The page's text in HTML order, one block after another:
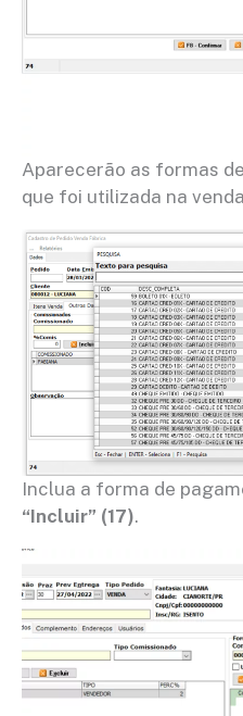
Aparecerão as formas
que foi utilizada na
Inclua a forma de
“Incluir” (17).